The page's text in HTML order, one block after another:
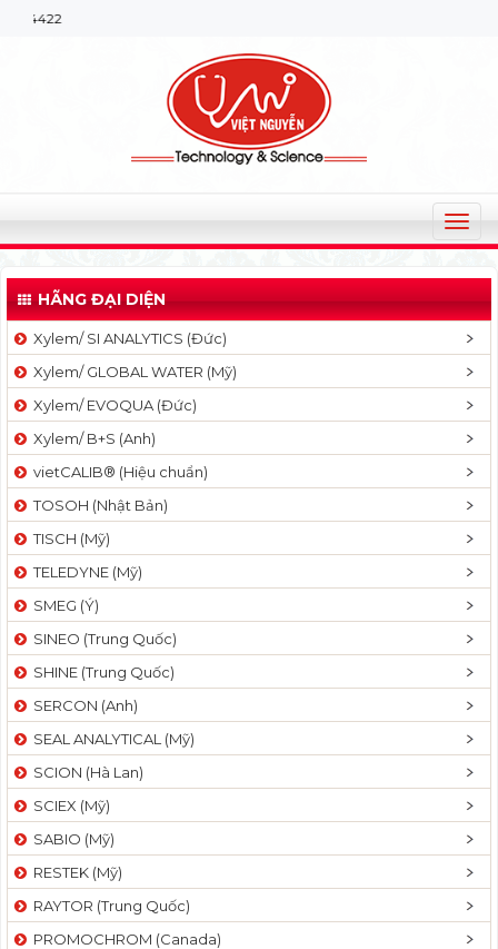
T
o
g
l
v
a
t
n
HÃNG ĐẠI DIỆN
Xylem/ SI ANALYTICS (Đức)
Xylem/ GLOBAL WATER (Mỹ)
Xylem/ EVOQUA (Đức)
Xylem/ B+S (Anh)
vietCALIB® (Hiệu chuẩn)
TOSOH (Nhật Bản)
TISCH (Mỹ)
TELEDYNE (Mỹ)
SMEG (Ý)
SINEO (Trung Quốc)
SHINE (Trung Quốc)
SERCON (Anh)
SEAL ANALYTICAL (Mỹ)
SCION (Hà Lan)
SCIEX (Mỹ)
SABIO (Mỹ)
RESTEK (Mỹ)
RAYTOR (Trung Quốc)
PROMOCHROM (Canada)